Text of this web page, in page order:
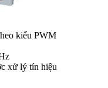
kiểu PWM
xử lý tín hiệu